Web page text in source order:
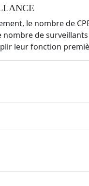
le nombre de
de
leur fonction